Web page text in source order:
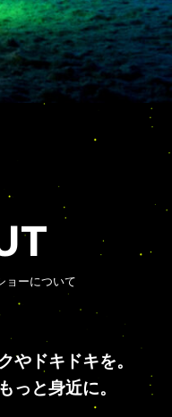
ョーについて
やドキドキを。
っと身近に。